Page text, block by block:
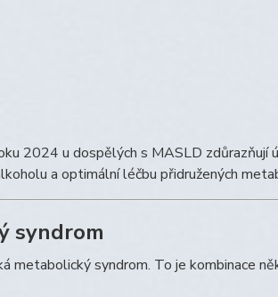
2024 u dospělých s MASLD zdůrazňují
a optimální léčbu přidružených
syndrom
metabolický syndrom. To je kombinace